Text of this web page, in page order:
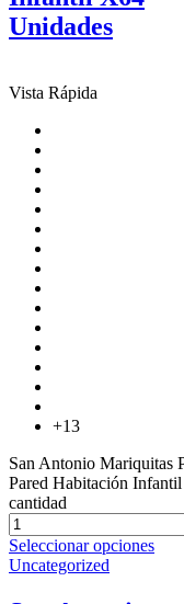
Unidades
Vista Rápida
+13
San Antonio Mariquitas
Pared Habitación
cantidad
Seleccionar opciones
Uncategorized